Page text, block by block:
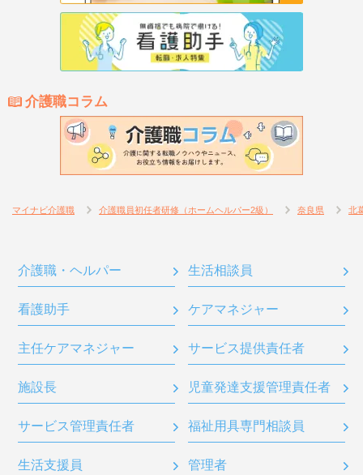
介護職コラム
マイナビ介護職 介護職員初任者研修（ホームヘルパー2級） 奈良県 北
介護職・ヘルパー 生活相談員
看護助手 ケアマネジャー
主任ケアマネジャー サービス提供責任者
施設長 児童発達支援管理責任者
サービス管理責任者 福祉用具専門相談員
生活支援員 管理者